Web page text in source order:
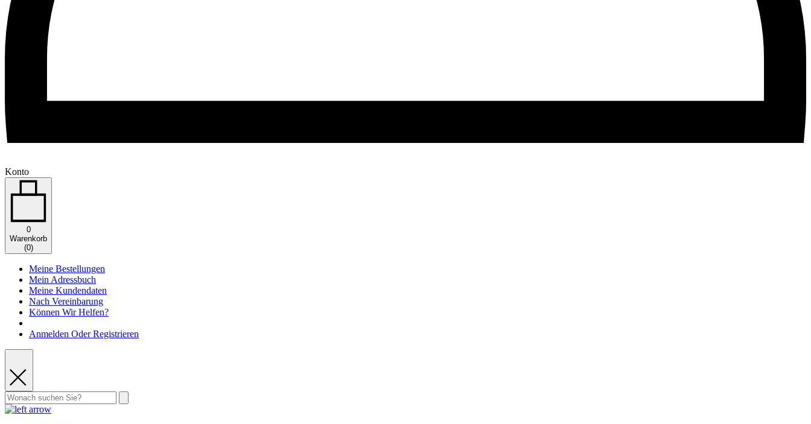
Konto
0
Warenkorb
(0)
Meine Bestellungen
Mein Adressbuch
Meine Kundendaten
Nach Vereinbarung
Können Wir Helfen?
Anmelden Oder Registrieren